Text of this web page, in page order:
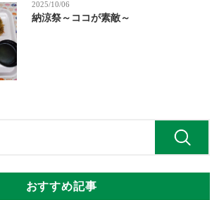
2025/10/06
納涼祭～ココが素敵～
おすすめ記事